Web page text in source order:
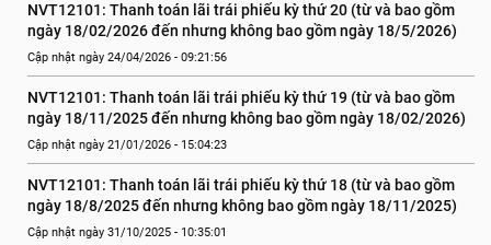
NVT12101: Thanh toán lãi trái phiếu kỳ thứ 20 (từ và bao gồm
ngày 18/02/2026 đến nhưng không bao gồm ngày 18/5/2026)
Cập nhật ngày 24/04/2026 - 09:21:56
NVT12101: Thanh toán lãi trái phiếu kỳ thứ 19 (từ và bao gồm
ngày 18/11/2025 đến nhưng không bao gồm ngày 18/02/2026)
Cập nhật ngày 21/01/2026 - 15:04:23
NVT12101: Thanh toán lãi trái phiếu kỳ thứ 18 (từ và bao gồm
ngày 18/8/2025 đến nhưng không bao gồm ngày 18/11/2025)
Cập nhật ngày 31/10/2025 - 10:35:01